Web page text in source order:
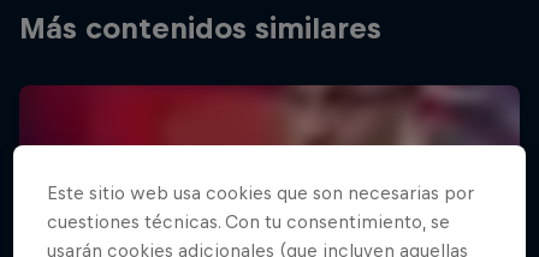
Más contenidos similares
Este sitio web usa cookies que son necesarias por
cuestiones técnicas. Con tu consentimiento, se
usarán cookies adicionales (que incluyen aquellas